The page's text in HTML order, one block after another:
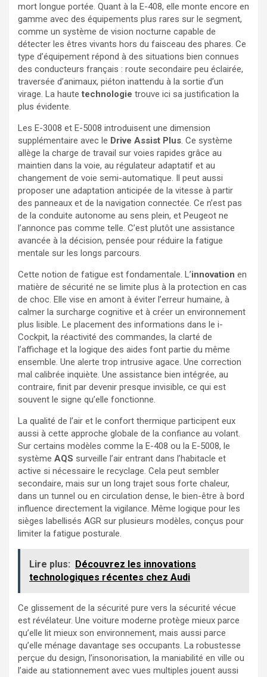
mort longue portée. Quant à la E-408, elle monte encore en
gamme avec des équipements plus rares sur le segment,
comme un système de vision nocturne capable de
détecter les êtres vivants hors du faisceau des phares. Ce
type d’équipement répond à des situations bien connues
des conducteurs français : route secondaire peu éclairée,
traversée d’animaux, piéton inattendu à la sortie d’un
virage. La hautetechnologie trouve ici sa justification la
plus évidente.
Les E-3008 et E-5008 introduisent une dimension
supplémentaire avec le Drive Assist Plus. Ce système
allège la charge de travail sur voies rapides grâce au
maintien dans la voie, au régulateur adaptatif et au
changement de voie semi-automatique. Il peut aussi
proposer une adaptation anticipée de la vitesse à partir
des panneaux et de la navigation connectée. Ce n’est pas
de la conduite autonome au sens plein, et Peugeot ne
l’annonce pas comme telle. C’est plutôt une assistance
avancée à la décision, pensée pour réduire la fatigue
mentale sur les longs parcours.
Cette notion de fatigue est fondamentale. L’innovation en
matière de sécurité ne se limite plus à la protection en cas
de choc. Elle vise en amont à éviter l’erreur humaine, à
calmer la surcharge cognitive et à créer un environnement
plus lisible. Le placement des informations dans le i-
Cockpit, la réactivité des commandes, la clarté de
l’affichage et la logique des aides font partie du même
ensemble. Une alerte trop intrusive agace. Une correction
mal calibrée inquiète. Une assistance bien intégrée, au
contraire, finit par devenir presque invisible, ce qui est
souvent le signe qu’elle fonctionne.
La qualité de l’air et le confort thermique participent eux
aussi à cette approche globale de la confiance au volant.
Sur certains modèles comme la E-408 ou la E-5008, le
système AQS surveille l’air entrant dans l’habitacle et
active si nécessaire le recyclage. Cela peut sembler
secondaire, mais sur un long trajet sous forte chaleur,
dans un tunnel ou en circulation dense, le bien-être à bord
influence directement la vigilance. Même logique pour les
sièges labellisés AGR sur plusieurs modèles, conçus pour
limiter la fatigue posturale.
Lire plus: Découvrez les innovations
technologiques récentes chez Audi
Ce glissement de la sécurité pure vers la sécurité vécue
est révélateur. Une voiture moderne protège mieux parce
qu’elle lit mieux son environnement, mais aussi parce
qu’elle ménage davantage ses occupants. La robustesse
perçue du design, l’insonorisation, la maniabilité en ville ou
l’aide au stationnement avec vues multiples jouent aussi